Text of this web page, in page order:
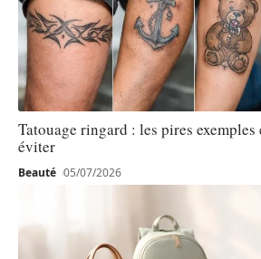
Tatouage ringard : les pires exemples
éviter
Beauté 05/07/2026